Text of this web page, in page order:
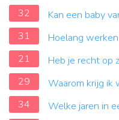
32
Kan een baby
31
Hoelang
21
Heb je recht op
29
Waarom krijg ik
34
Welke jaren in